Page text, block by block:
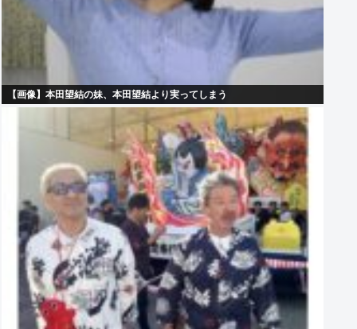
【画像】本田望結の妹、本田望結より実ってしまう